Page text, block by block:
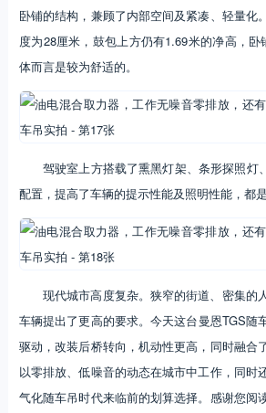
卧铺的结构，兼顾了内部空间及紧凑、轻量化
度为28厘米，鼓包上方仍有1.69米的净高，
体而言是较为舒适的。
驾驶室上方搭载了熏黑灯架、条形探照灯
配置，提高了车辆的提示性能及照明性能，都
现代城市高度复杂。狭窄的街道、密集的
车辆提出了更高的要求。今天这台曼恩TGS随
驱动，改装后桥转向，机动性更高，同时融合
以零排放、低噪音的动态在城市中工作，同时
气化随车吊时代来临前的划算选择。感谢您阅